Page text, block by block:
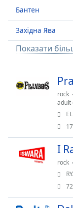
currently
behind
LIVE
Remaining
Time-
Playback
Chapters
Descriptions
descriptions
selected
Бантен
Західна Ява
Показати
rock
adult
17
I
rock
72